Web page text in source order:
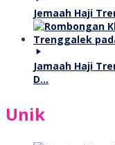
Jemaah Haji
Jamaah Haji
D…
Unik